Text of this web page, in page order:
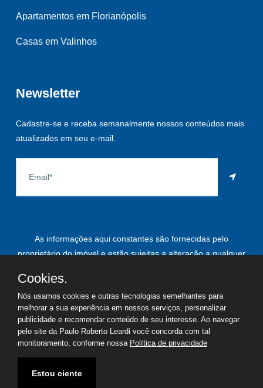
Apartamentos em Florianópolis
Casas em Valinhos
Newsletter
Cadastre-se e receba semanalmente nossos conteúdos mais
atualizados em seu e-mail.
As informações aqui constantes são fornecidas pelo
proprietário do imóvel e estão sujeitas a alteração a qualquer
©2026Copyright - Paulo Roberto Leardi | Todos os direitos
reservados
Cookies.
Nós usamos cookies e outras tecnologias semelhantes para
melhorar a sua experiência em nossos serviços, personalizar
publicidade e recomendar conteúdo de seu interesse. Ao navegar
pelo site da Paulo Roberto Leardi você concorda com tal
monitoramento, conforme nossa Política de privacidade
Estou ciente